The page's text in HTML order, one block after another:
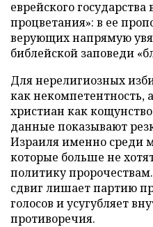
еврейского
процветания»: в ее
верующих напрямую
библейской заповеди
Для нерелигиозных
как
христиан как
данные показывают
Израиля именно среди
которые больше не
политику
сдвиг лишает партию
голосов и усугубляет
противоречия.